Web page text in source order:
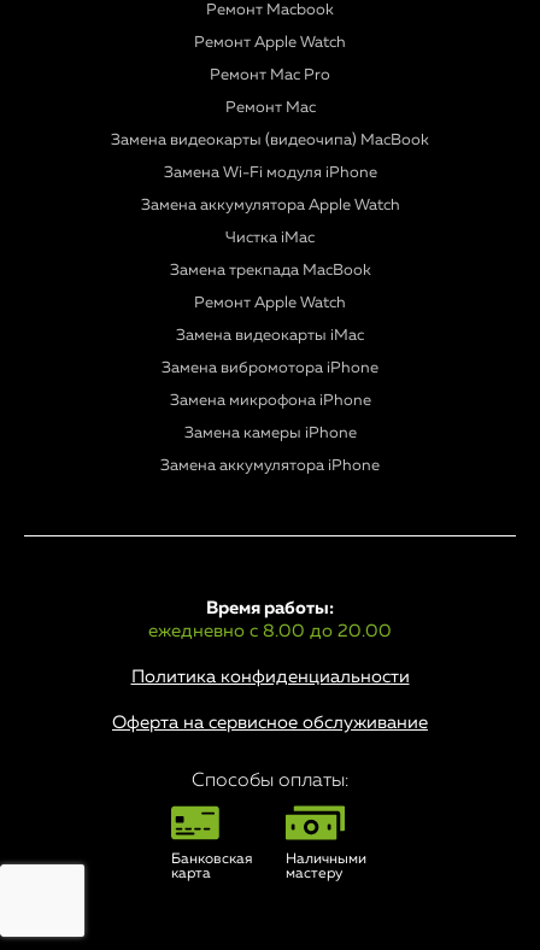
Ремонт Macbook
Ремонт Apple Watch
Ремонт Mac Pro
Ремонт Mac
Замена видеокарты (видеочипа) MacBook
Замена Wi-Fi модуля iPhone
Замена аккумулятора Apple Watch
Чистка iMac
Замена трекпада MacBook
Ремонт Apple Watch
Замена видеокарты iMac
Замена вибромотора iPhone
Замена микрофона iPhone
Замена камеры iPhone
Замена аккумулятора iPhone
Политика конфиденциальности
Время работы:
ежедневно с 8.00 до 20.00
Оферта на сервисное обслуживание
Способы оплаты:
Банковская
карта
Наличными
мастеру